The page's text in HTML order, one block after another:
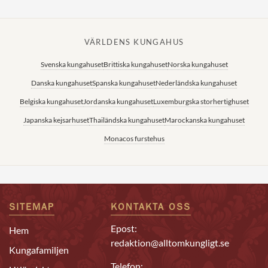
VÄRLDENS KUNGAHUS
Svenska kungahusetBrittiska kungahusetNorska kungahuset
Danska kungahusetSpanska kungahusetNederländska kungahuset
Belgiska kungahusetJordanska kungahusetLuxemburgska storhertighuset
Japanska kejsarhusetThailändska kungahusetMarockanska kungahuset
Monacos furstehus
SITEMAP
Hem
Kungafamiljen
KONTAKTA OSS
Epost:
redaktion@alltomkungligt.se